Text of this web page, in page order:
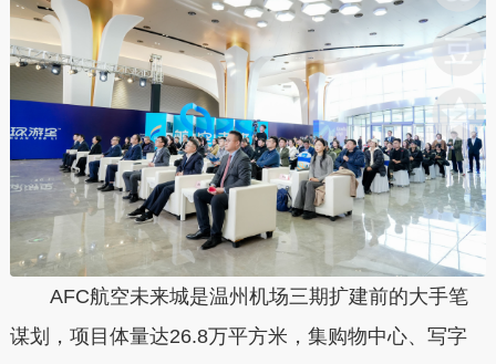
AFC航空未来城是温州机场三期扩建前的大手笔
谋划，项目体量达26.8万平方米，集购物中心、写字